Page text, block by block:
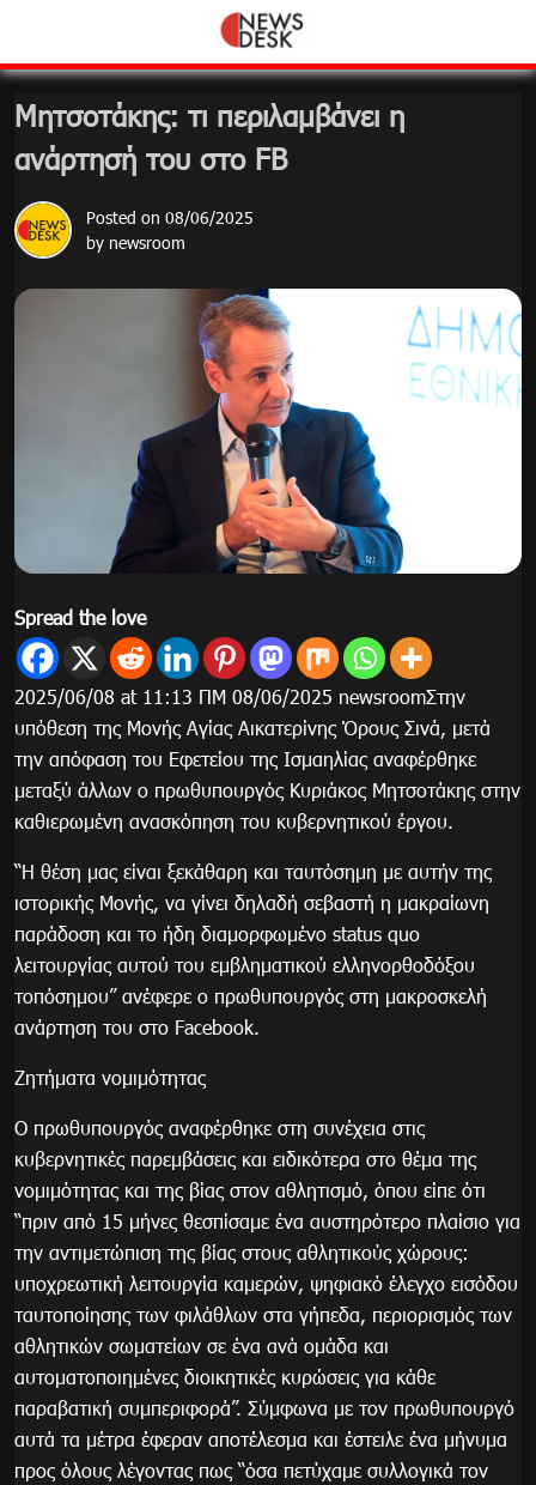
content
Μητσοτάκης: τι περιλαμβάνει η
ανάρτησή του στο FB
Posted on 08/06/2025
by newsroom
Spread the love
2025/06/08 at 11:13 ΠΜ 08/06/2025 newsroomΣτην
υπόθεση της Μονής Αγίας Αικατερίνης Όρους Σινά, μετά
την απόφαση του Εφετείου της Ισμαηλίας αναφέρθηκε
μεταξύ άλλων ο πρωθυπουργός Κυριάκος Μητσοτάκης στην
καθιερωμένη ανασκόπηση του κυβερνητικού έργου.
“Η θέση μας είναι ξεκάθαρη και ταυτόσημη με αυτήν της
ιστορικής Μονής, να γίνει δηλαδή σεβαστή η μακραίωνη
παράδοση και το ήδη διαμορφωμένο status quo
λειτουργίας αυτού του εμβληματικού ελληνορθοδόξου
τοπόσημου” ανέφερε ο πρωθυπουργός στη μακροσκελή
ανάρτηση του στο Facebook.
Ζητήματα νομιμότητας
Ο πρωθυπουργός αναφέρθηκε στη συνέχεια στις
κυβερνητικές παρεμβάσεις και ειδικότερα στο θέμα της
νομιμότητας και της βίας στον αθλητισμό, όπου είπε ότι
“πριν από 15 μήνες θεσπίσαμε ένα αυστηρότερο πλαίσιο για
την αντιμετώπιση της βίας στους αθλητικούς χώρους:
υποχρεωτική λειτουργία καμερών, ψηφιακό έλεγχο εισόδου
ταυτοποίησης των φιλάθλων στα γήπεδα, περιορισμός των
αθλητικών σωματείων σε ένα ανά ομάδα και
αυτοματοποιημένες διοικητικές κυρώσεις για κάθε
παραβατική συμπεριφορά”. Σύμφωνα με τον πρωθυπουργό
αυτά τα μέτρα έφεραν αποτέλεσμα και έστειλε ένα μήνυμα
προς όλους λέγοντας πως “όσα πετύχαμε συλλογικά τον